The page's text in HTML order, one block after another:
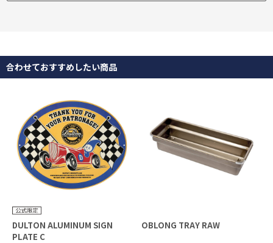
合わせておすすめしたい商品
DULTON ALUMINUM SIGN
PLATE C
OBLONG TRAY RAW